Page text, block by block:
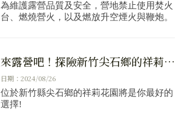
為維護露營品質及安全，營地禁止使用焚火
台、燃燒營火，以及燃放升空煙火與鞭炮。
來露營吧！探險新竹尖石鄉的祥莉花
園｜新竹露營區｜尖石露營區
日期：2024/08/26
位於新竹縣尖石鄉的祥莉花園將是你最好的
選擇!